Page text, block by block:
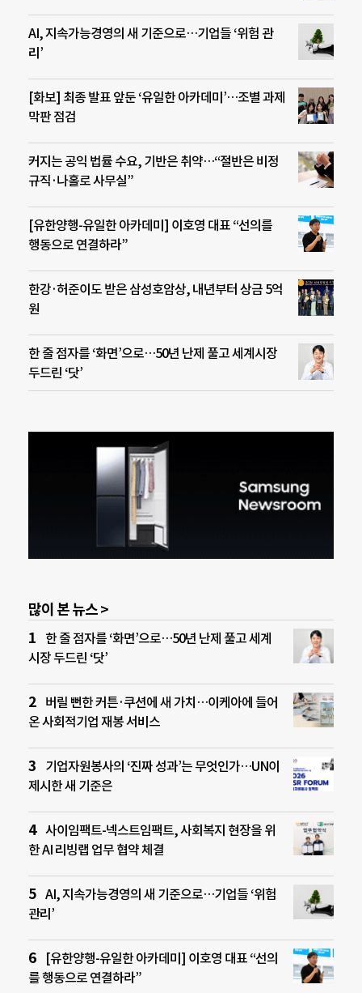
AI, 지속가능경영의 새 기준으로…기업들 ‘위험 관
리’
[화보] 최종 발표 앞둔 ‘유일한 아카데미’…조별 과제
막판 점검
커지는 공익 법률 수요, 기반은 취약…“절반은 비정
규직·나홀로 사무실”
[유한양행-유일한 아카데미] 이호영 대표 “선의를
행동으로 연결하라”
한강·허준이도 받은 삼성호암상, 내년부터 상금 5억
원
한 줄 점자를 ‘화면’으로…50년 난제 풀고 세계시장
두드린 ‘닷’
많이 본 뉴스 >
한 줄 점자를 ‘화면’으로…50년 난제 풀고 세계
시장 두드린 ‘닷’
버릴 뻔한 커튼·쿠션에 새 가치…이케아에 들어
온 사회적기업 재봉 서비스
기업자원봉사의 ‘진짜 성과’는 무엇인가…UN이
제시한 새 기준은
사이임팩트-넥스트임팩트, 사회복지 현장을 위
한 AI 리빙랩 업무 협약 체결
AI, 지속가능경영의 새 기준으로…기업들 ‘위험
관리’
[유한양행-유일한 아카데미] 이호영 대표 “선의
를 행동으로 연결하라”